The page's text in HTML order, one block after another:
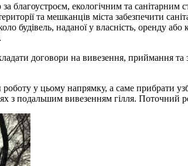
екологічним та санітарним
та мешканців міста забезпечити
будівель, наданої у власність, оренду
договори на вивезення, приймання та
у цьому напрямку, а саме прибрати
з подальшим вивезенням гілля. Поточний